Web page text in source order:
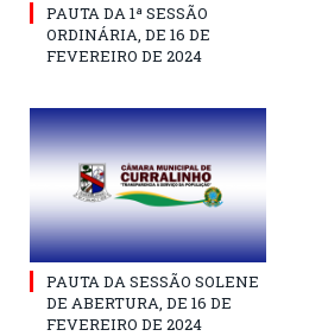
PAUTA DA 1ª SESSÃO
ORDINÁRIA, DE 16 DE
FEVEREIRO DE 2024
PAUTA DA SESSÃO SOLENE
DE ABERTURA, DE 16 DE
FEVEREIRO DE 2024